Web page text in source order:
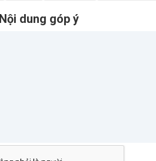
Nội dung góp ý